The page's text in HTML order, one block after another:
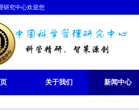
关于我们 新闻中心
研究中心欢迎您